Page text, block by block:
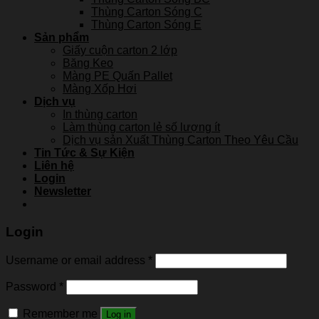
Thùng Carton Sóng C
Thùng Carton Sóng E
Sản phẩm
Giấy cuộn carton 2 lớp
Băng Keo
Màng PE Quấn Pallet
Màng Xốp Hơi
Dịch vụ
In thùng carton
Làm thùng carton lẻ số lượng ít
Dịch vụ sản Xuất Thùng Carton Theo Yêu Cầu
Tin Tức & Sự Kiện
Liên hệ
Login
Newsletter
Login
Username or email address *
Password *
Remember me Log in